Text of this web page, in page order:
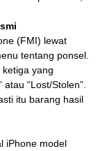
(FMI) lewat
tentang ponsel.
yang
“Lost/Stolen”.
itu barang hasil
iPhone model